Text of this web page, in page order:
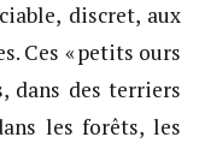
discret, aux
Ces « petits ours
dans des terriers
les forêts, les